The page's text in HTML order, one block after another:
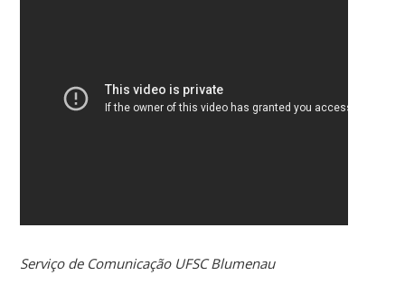
Serviço de Comunicação UFSC Blumenau